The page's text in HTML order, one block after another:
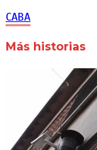
CABA
Más historias